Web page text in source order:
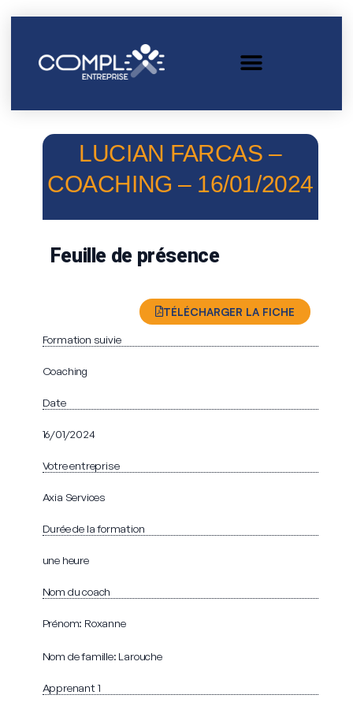
LUCIAN FARCAS –
COACHING – 16/01/2024
Feuille de présence
TÉLÉCHARGER LA FICHE
Formation suivie
Coaching
Date
16/01/2024
Votre entreprise
Axia Services
Durée de la formation
une heure
Nom du coach
Prénom: Roxanne
Nom de famille: Larouche
Apprenant 1